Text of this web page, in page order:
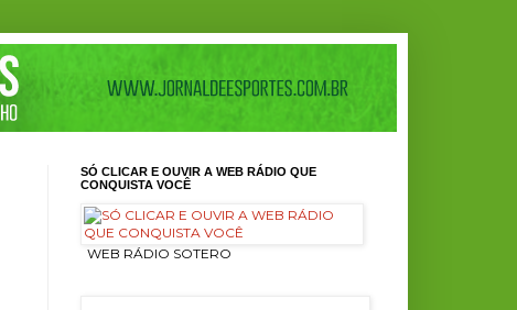
SÓ CLICAR E OUVIR A WEB RÁDIO QUE
CONQUISTA VOCÊ
ㅤ WEB RÁDIO SOTERO